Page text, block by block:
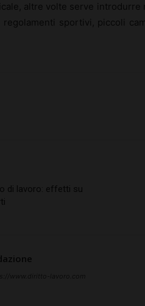
altre volte serve
regolamenti sportivi, piccoli
di lavoro: effetti su